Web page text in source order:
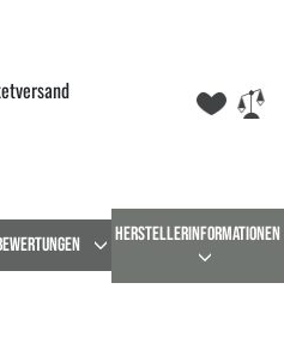
HERSTELLERINFORMATIONEN